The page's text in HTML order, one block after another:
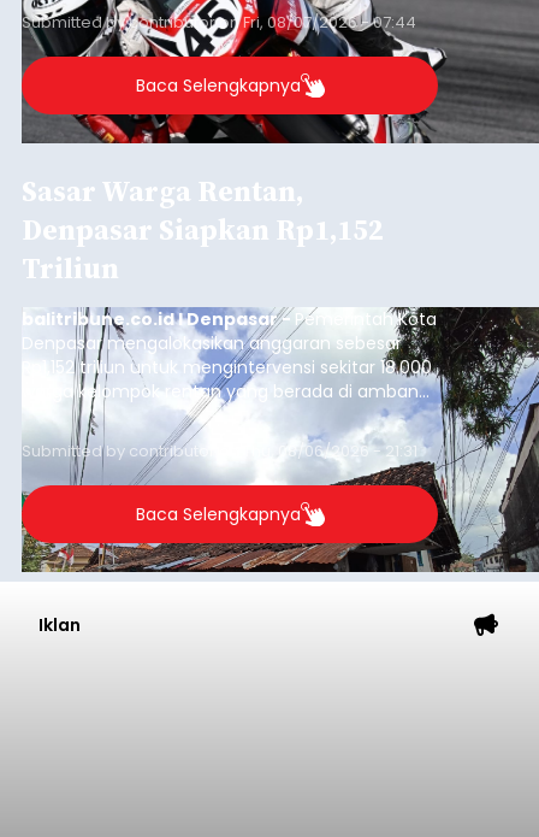
Submitted bycontributoronFri, 08/07/2026 - 07:44
Baca Selengkapnya
Sasar Warga Rentan,
Denpasar Siapkan Rp1,152
Triliun
balitribune.co.id I Denpasar - Pemerintah Kota
Denpasar mengalokasikan anggaran sebesar
Rp1,152 triliun untuk mengintervensi sekitar 18.000
warga kelompok rentan yang berada di ambang
garis kemiskinan. Langkah strategis ini diambil
guna menjaga masyarakat yang berada pada
kelompok desil 5 dan 6 tersebut agar tidak
merosot ke kategori miskin.
Submitted by contributor Thu, 08/06/2026 - 21:31
Baca Selengkapnya
Iklan